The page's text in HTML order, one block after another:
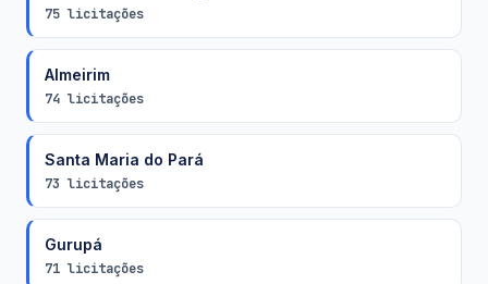
75 licitações
Almeirim
74 licitações
Santa Maria do Pará
73 licitações
Gurupá
71 licitações